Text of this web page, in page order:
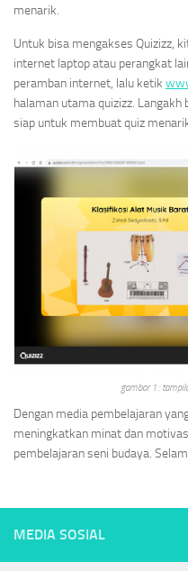
menarik.
Untuk bisa mengakses Quizizz,
internet laptop atau perangkat
peramban internet, lalu ketik
halaman utama quizizz.
siap untuk membuat quiz
gambar 1 :
Dengan media pembelajaran
meningkatkan minat dan
pembelajaran seni budaya.
MEDIA SOSIAL